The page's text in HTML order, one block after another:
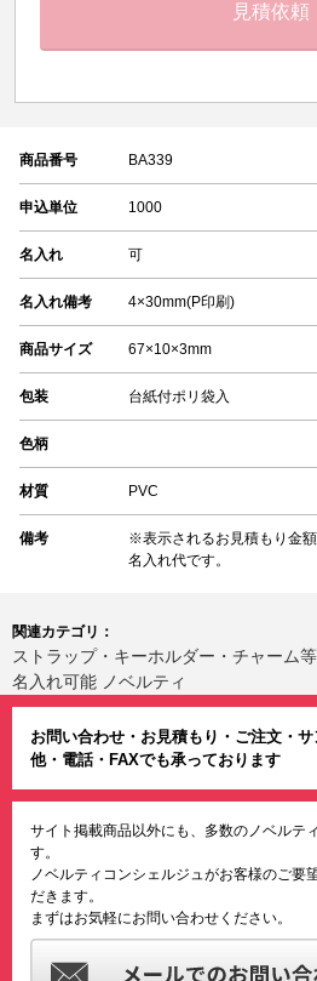
見積依頼
商品番号 BA339
申込単位 1000
名入れ 可
名入れ備考 4×30mm(P印刷)
商品サイズ 67×10×3mm
包装 台紙付ポリ袋入
色柄
材質 PVC
備考
※表示されるお見積もり金
名入れ代です。
関連カテゴリ：
ストラップ・キーホルダー・チャーム等
名入れ可能 ノベルティ
お問い合わせ・お見積もり・ご注文・
他・電話・FAXでも承っております
サイト掲載商品以外にも、多数のノベルテ
す。
ノベルティコンシェルジュがお客様のご要
だきます。
まずはお気軽にお問い合わせください。